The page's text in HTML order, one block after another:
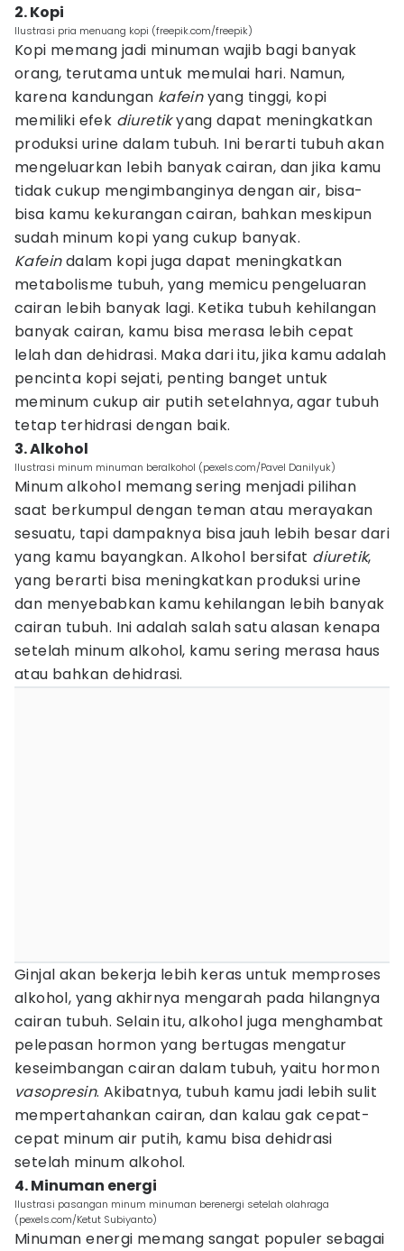
2. Kopi
Ilustrasi pria menuang kopi (freepik.com/freepik)
Kopi memang jadi minuman wajib bagi banyak
orang, terutama untuk memulai hari. Namun,
karena kandungan kafeinyang tinggi, kopi
memiliki efek diuretikyang dapat meningkatkan
produksi urine dalam tubuh. Ini berarti tubuh akan
mengeluarkan lebih banyak cairan, dan jika kamu
tidak cukup mengimbanginya dengan air, bisa-
bisa kamu kekurangan cairan, bahkan meskipun
sudah minum kopi yang cukup banyak.
Kafeindalam kopi juga dapat meningkatkan
metabolisme tubuh, yang memicu pengeluaran
cairan lebih banyak lagi. Ketika tubuh kehilangan
banyak cairan, kamu bisa merasa lebih cepat
lelah dan dehidrasi. Maka dari itu, jika kamu adalah
pencinta kopi sejati, penting banget untuk
meminum cukup air putih setelahnya, agar tubuh
tetap terhidrasi dengan baik.
3. Alkohol
Ilustrasi minum minuman beralkohol (pexels.com/Pavel Danilyuk)
Minum alkohol memang sering menjadi pilihan
saat berkumpul dengan teman atau merayakan
sesuatu, tapi dampaknya bisa jauh lebih besar dari
yang kamu bayangkan. Alkohol bersifat diuretik,
yang berarti bisa meningkatkan produksi urine
dan menyebabkan kamu kehilangan lebih banyak
cairan tubuh. Ini adalah salah satu alasan kenapa
setelah minum alkohol, kamu sering merasa haus
atau bahkan dehidrasi.
Ginjal akan bekerja lebih keras untuk memproses
alkohol, yang akhirnya mengarah pada hilangnya
cairan tubuh. Selain itu, alkohol juga menghambat
pelepasan hormon yang bertugas mengatur
keseimbangan cairan dalam tubuh, yaitu hormon
vasopresin. Akibatnya, tubuh kamu jadi lebih sulit
mempertahankan cairan, dan kalau gak cepat-
cepat minum air putih, kamu bisa dehidrasi
setelah minum alkohol.
4. Minuman energi
Ilustrasi pasangan minum minuman berenergi setelah olahraga
(pexels.com/Ketut Subiyanto)
Minuman energi memang sangat populer sebagai